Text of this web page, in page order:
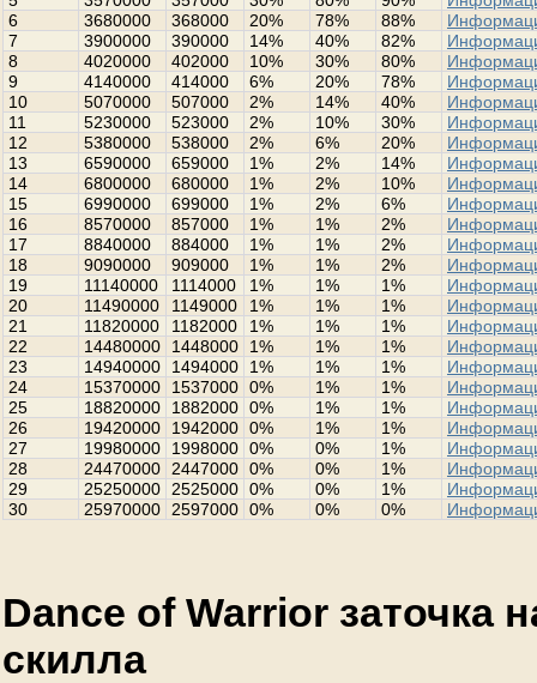
6
3680000 368000 20% 78% 88%
7
3900000 390000 14% 40% 82%
8
4020000 402000 10% 30% 80%
9
4140000 414000 6% 20% 78%
10
5070000 507000 2% 14% 40%
11
5230000 523000 2% 10% 30%
12
5380000 538000 2% 6% 20%
13
6590000 659000 1% 2% 14%
14
6800000 680000 1% 2% 10%
15
6990000 699000 1% 2% 6%
16
8570000 857000 1% 1% 2%
17
8840000 884000 1% 1% 2%
18
9090000 909000 1% 1% 2%
19
11140000 1114000 1% 1% 1%
20
11490000 1149000 1% 1% 1%
21
11820000 1182000 1% 1% 1%
22
14480000 1448000 1% 1% 1%
23
14940000 1494000 1% 1% 1%
24
15370000 1537000 0% 1% 1%
25
18820000 1882000 0% 1% 1%
26
19420000 1942000 0% 1% 1%
27
19980000 1998000 0% 0% 1%
28
24470000 2447000 0% 0% 1%
29
25250000 2525000 0% 0% 1%
30
25970000 2597000 0% 0% 0%
Dance of Warrior заточка
скилла